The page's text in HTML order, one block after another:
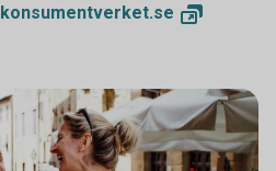
konsumentverket.se